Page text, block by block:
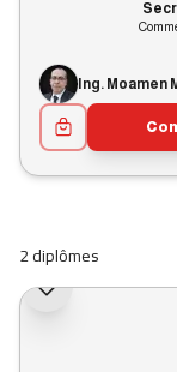
Ing. Moamen
2 diplômes